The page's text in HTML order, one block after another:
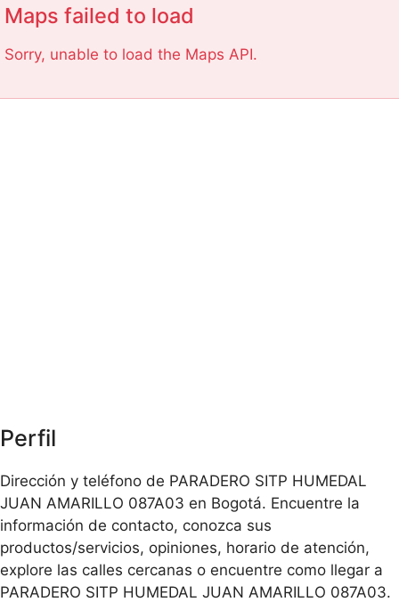
Maps failed to load
Sorry, unable to load the Maps API.
Perfil
Dirección y teléfono de PARADERO SITP HUMEDAL
JUAN AMARILLO 087A03 en Bogotá. Encuentre la
información de contacto, conozca sus
productos/servicios, opiniones, horario de atención,
explore las calles cercanas o encuentre como llegar a
PARADERO SITP HUMEDAL JUAN AMARILLO 087A03.